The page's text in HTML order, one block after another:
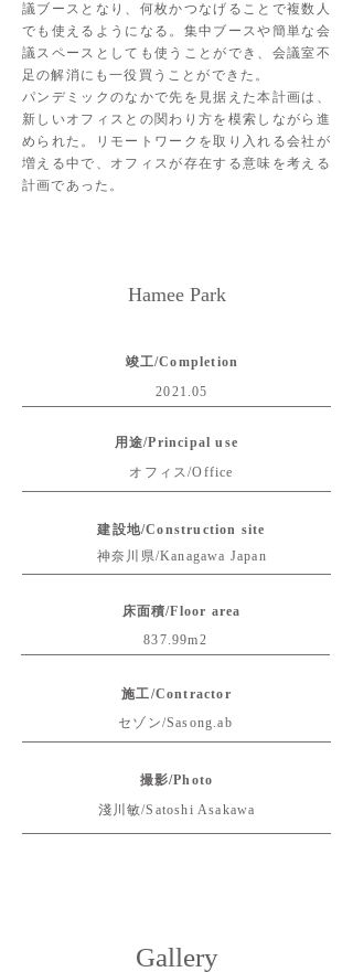
議ブースとなり、何枚かつなげることで複数人
でも使えるようになる。集中ブースや簡単な会
議スペースとしても使うことができ、会議室不
足の解消にも一役買うことができた。
パンデミックのなかで先を見据えた本計画は、
新しいオフィスとの関わり方を模索しながら進
められた。リモートワークを取り入れる会社が
増える中で、オフィスが存在する意味を考える
計画であった。
Hamee Park
竣工/Completion
2021.05
用途/Principal use
オフィス/Office
建設地/Construction site
神奈川県/Kanagawa Japan
床面積/Floor area
837.99m2
施工/Contractor
セゾン/Sasong.ab
撮影/Photo
淺川敏/Satoshi Asakawa
Gallery